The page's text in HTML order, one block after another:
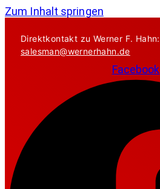
Zum Inhalt springen
Direktkontakt zu Werner F.
salesman@wernerhahn.de
Facebook